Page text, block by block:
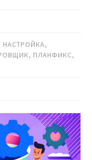
НАСТРОЙКА,
, ПЛАНФИКС,